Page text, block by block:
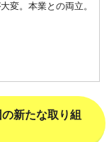
変。本業との両立。
新たな取り組